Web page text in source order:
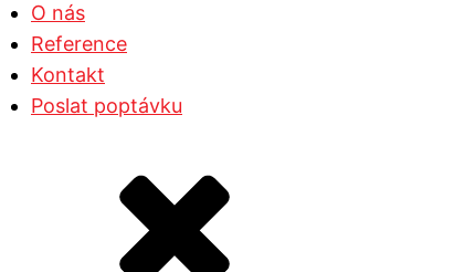
O nás
Reference
Kontakt
Poslat poptávku